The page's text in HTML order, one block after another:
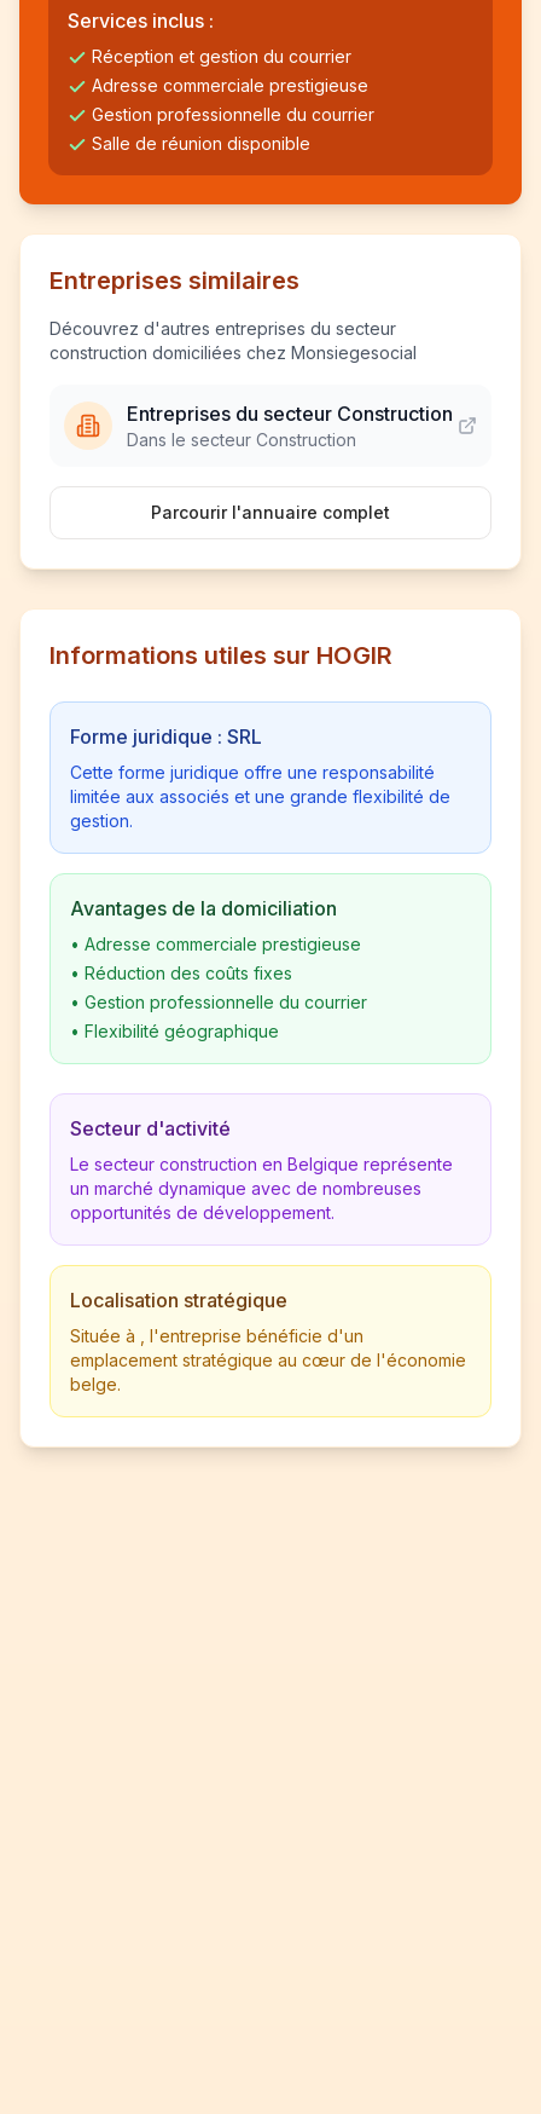
Services inclus :
Réception et gestion du courrier
Adresse commerciale prestigieuse
Gestion professionnelle du courrier
Salle de réunion disponible
Entreprises similaires
Découvrez d'autres entreprises du secteur
construction domiciliées chez Monsiegesocial
Entreprises du secteur Construction
Dans le secteur Construction
Parcourir l'annuaire complet
Informations utiles sur HOGIR
Forme juridique : SRL
Cette forme juridique offre une responsabilité
limitée aux associés et une grande flexibilité de
gestion.
Avantages de la domiciliation
• Adresse commerciale prestigieuse
• Réduction des coûts fixes
• Gestion professionnelle du courrier
• Flexibilité géographique
Secteur d'activité
Le secteur construction en Belgique représente
un marché dynamique avec de nombreuses
opportunités de développement.
Localisation stratégique
Située à , l'entreprise bénéficie d'un
emplacement stratégique au cœur de l'économie
belge.